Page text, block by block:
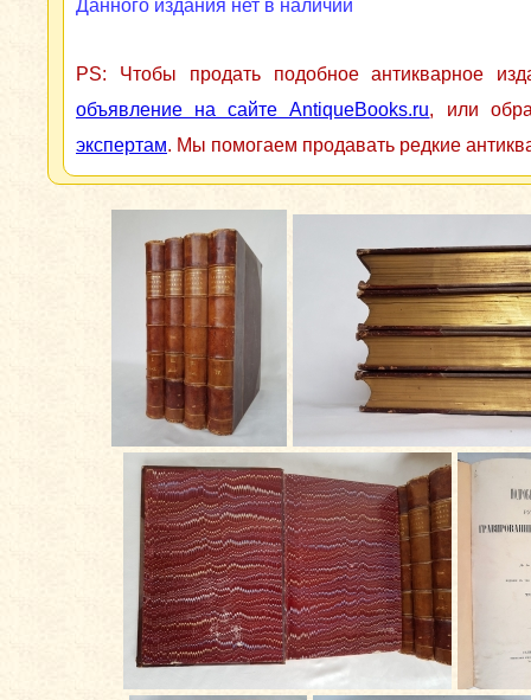
Данного издания нет в наличии
PS: Чтобы продать подобное антикварное
объявление на сайте AntiqueBooks.ru, или
экспертам. Мы помогаем продавать редкие